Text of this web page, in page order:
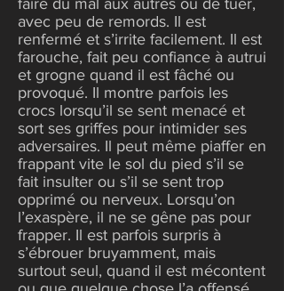
avec peu de remords. Il est
renfermé et s’irrite facilement. Il est
farouche, fait peu confiance à autrui
et grogne quand il est fâché ou
provoqué. Il montre parfois les
crocs lorsqu’il se sent menacé et
sort ses griffes pour intimider ses
adversaires. Il peut même piaffer en
frappant vite le sol du pied s’il se
fait insulter ou s’il se sent trop
opprimé ou nerveux. Lorsqu’on
l’exaspère, il ne se gêne pas pour
frapper. Il est parfois surpris à
s’ébrouer bruyamment, mais
surtout seul, quand il est mécontent